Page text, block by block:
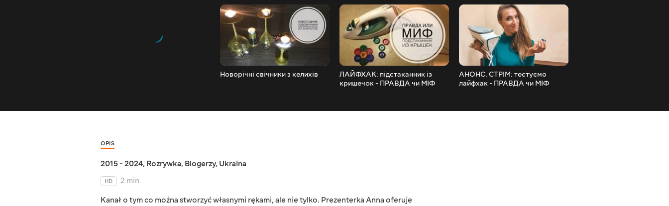
Новорічні свічники з келихів
ЛАЙФХАК: підстаканник із
кришечок - ПРАВДА чи МІФ
АНОНС. СТРІМ: тестуємо
лайфхак - ПРАВДА чи МІФ
OPIS
2015 - 2024, Rozrywka, Blogerzy, Ukraina
HD
2 min
Kanał o tym co można stworzyć własnymi rękami, ale nie tylko. Prezenterka Anna oferuje